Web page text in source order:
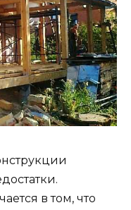
в том, что